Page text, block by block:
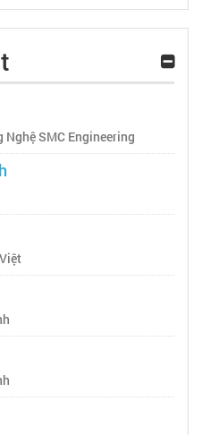
Nghệ SMC Engineering